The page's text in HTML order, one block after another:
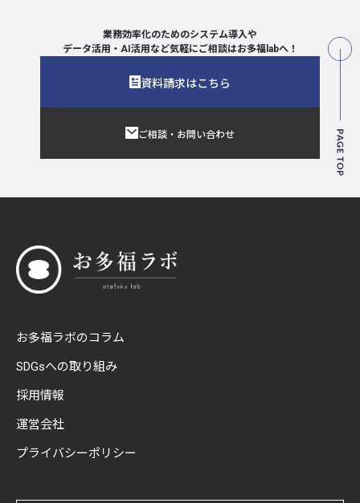
業務効率化のためのシステム導入や
データ活用・AI活用など気軽にご相談はお多福labへ！
資料請求はこちら
ご相談・お問い合わせ
お多福ラボのコラム
SDGsへの取り組み
採用情報
運営会社
プライバシーポリシー